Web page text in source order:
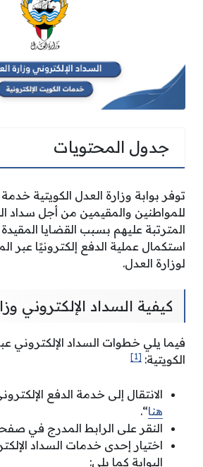
جدول المحتويات
توفر بوابة وزارة العدل الكويتية خدمة
للمواطنين والمقيمين من أجل سداد
المترتبة عليهم بسبب القضايا
استكمال عملية الدفع إلكترونيًا عبر
لوزارة العدل.
كيفية السداد الإلكتروني
فيما يلي خطوات السداد الإلكتروني
الكويتية: [1]
الانتقال إلى خدمة الدفع
هنا“.
النقر على الرابط المدرج في
اختيار إحدى خدمات السداد
البوابة كما يلي: